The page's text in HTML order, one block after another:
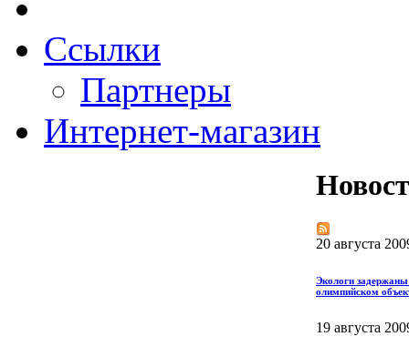
Ссылки
Партнеры
Интернет-магазин
20 августа
Экологи
олимпийском
19 августа